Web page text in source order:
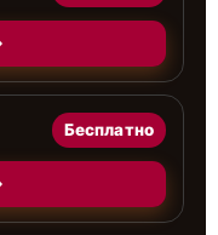
Бесплатно